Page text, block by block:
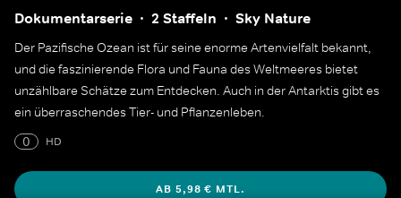
Dokumentarserie 2 Staffeln Sky Nature
Der Pazifische Ozean ist für seine enorme Artenvielfalt bekannt,
und die faszinierende Flora und Fauna des Weltmeeres bietet
unzählbare Schätze zum Entdecken. Auch in der Antarktis gibt es
ein überraschendes Tier- und Pflanzenleben.
0
HD
AB 5,98 € MTL.